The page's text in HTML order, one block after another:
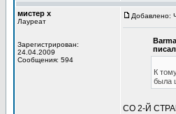
мистер х
Лауреат
Зарегистрирован:
24.04.2009
Сообщения: 594
Добавлено:
К
была
СО 2-Й